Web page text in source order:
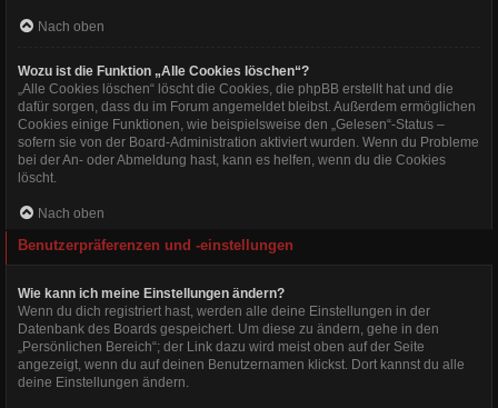
Nach oben
Wozu ist die Funktion „Alle Cookies löschen“?
„Alle Cookies löschen“ löscht die Cookies, die phpBB erstellt hat und die
dafür sorgen, dass du im Forum angemeldet bleibst. Außerdem ermöglichen
Cookies einige Funktionen, wie beispielsweise den „Gelesen“-Status –
sofern sie von der Board-Administration aktiviert wurden. Wenn du Probleme
bei der An- oder Abmeldung hast, kann es helfen, wenn du die Cookies
löscht.
Nach oben
Benutzerpräferenzen und -einstellungen
Wie kann ich meine Einstellungen ändern?
Wenn du dich registriert hast, werden alle deine Einstellungen in der
Datenbank des Boards gespeichert. Um diese zu ändern, gehe in den
„Persönlichen Bereich“; der Link dazu wird meist oben auf der Seite
angezeigt, wenn du auf deinen Benutzernamen klickst. Dort kannst du alle
deine Einstellungen ändern.